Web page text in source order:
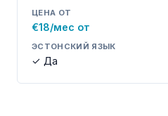
ЦЕНА ОТ
€18/мес от
ЭСТОНСКИЙ ЯЗЫК
✓ Да